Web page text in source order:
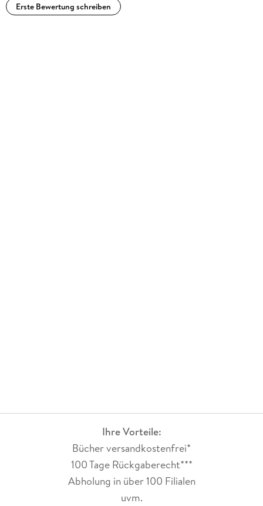
Erste Bewertung schreiben
Ihre Vorteile:
Bücher versandkostenfrei*
100 Tage Rückgaberecht***
Abholung in über 100 Filialen
uvm.